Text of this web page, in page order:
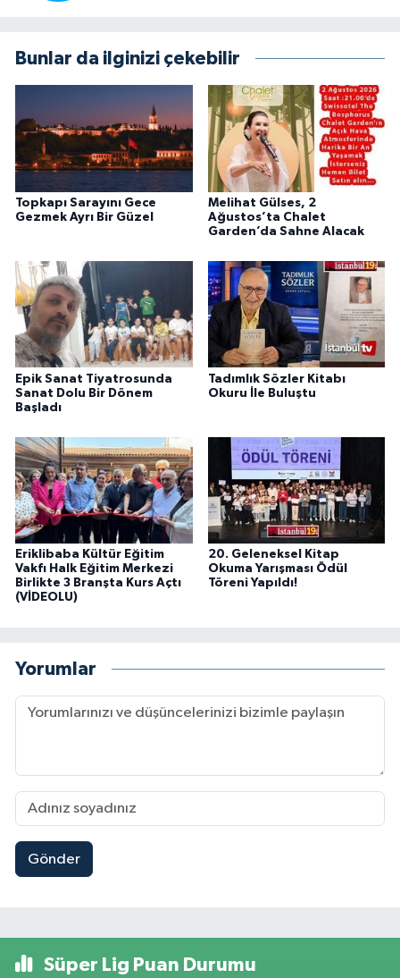
Bunlar da ilginizi çekebilir
Topkapı Sarayını Gece
Gezmek Ayrı Bir Güzel
Melihat Gülses, 2
Ağustos’ta Chalet
Garden’da Sahne Alacak
Epik Sanat Tiyatrosunda
Sanat Dolu Bir Dönem
Başladı
Tadımlık Sözler Kitabı
Okuru İle Buluştu
Eriklibaba Kültür Eğitim
Vakfı Halk Eğitim Merkezi
Birlikte 3 Branşta Kurs Açtı
(VİDEOLU)
20. Geleneksel Kitap
Okuma Yarışması Ödül
Töreni Yapıldı!
Yorumlar
Gönder
Süper Lig Puan Durumu